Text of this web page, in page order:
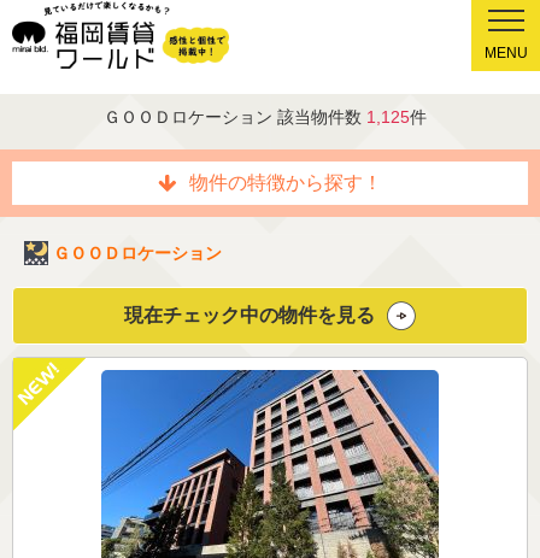
MENU
ＧＯＯＤロケーション 該当物件数 1,125件
物件の特徴から探す！
ＧＯＯＤロケーション
現在チェック中の物件を見る